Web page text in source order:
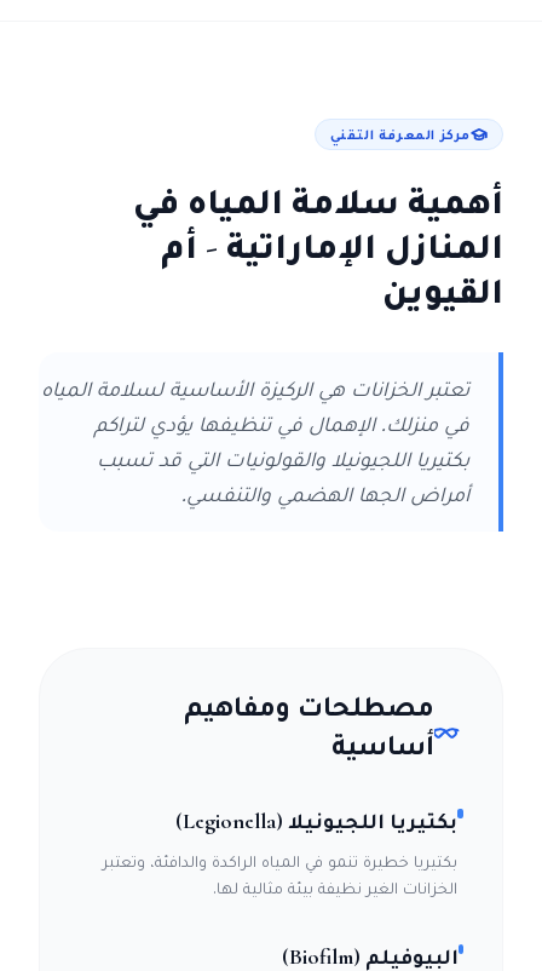
مركز المعرفة التقني
أهمية سلامة المياه في
المنازل الإماراتية - أم
القيوين
تعتبر الخزانات هي الركيزة الأساسية لسلامة المياه
في منزلك. الإهمال في تنظيفها يؤدي لتراكم
بكتيريا اللجيونيلا والقولونيات التي قد تسبب
أمراض الجها الهضمي والتنفسي.
مصطلحات ومفاهيم
أساسية
بكتيريا اللجيونيلا (Legionella)
بكتيريا خطيرة تنمو في المياه الراكدة والدافئة، وتعتبر
الخزانات الغير نظيفة بيئة مثالية لها.
البيوفيلم (Biofilm)